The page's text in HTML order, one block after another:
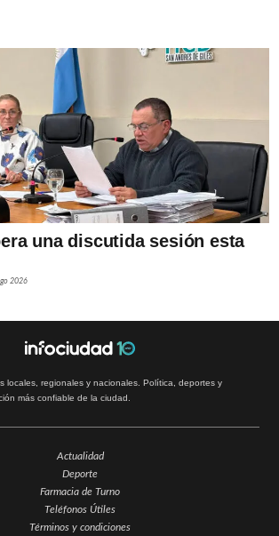
una discutida sesión esta
2026
locales, regionales y nacionales. Política, deportes y
más confiable de la ciudad.
Actualidad
Deporte
Farmacia de Turno
Teléfonos Útiles
Términos y condiciones